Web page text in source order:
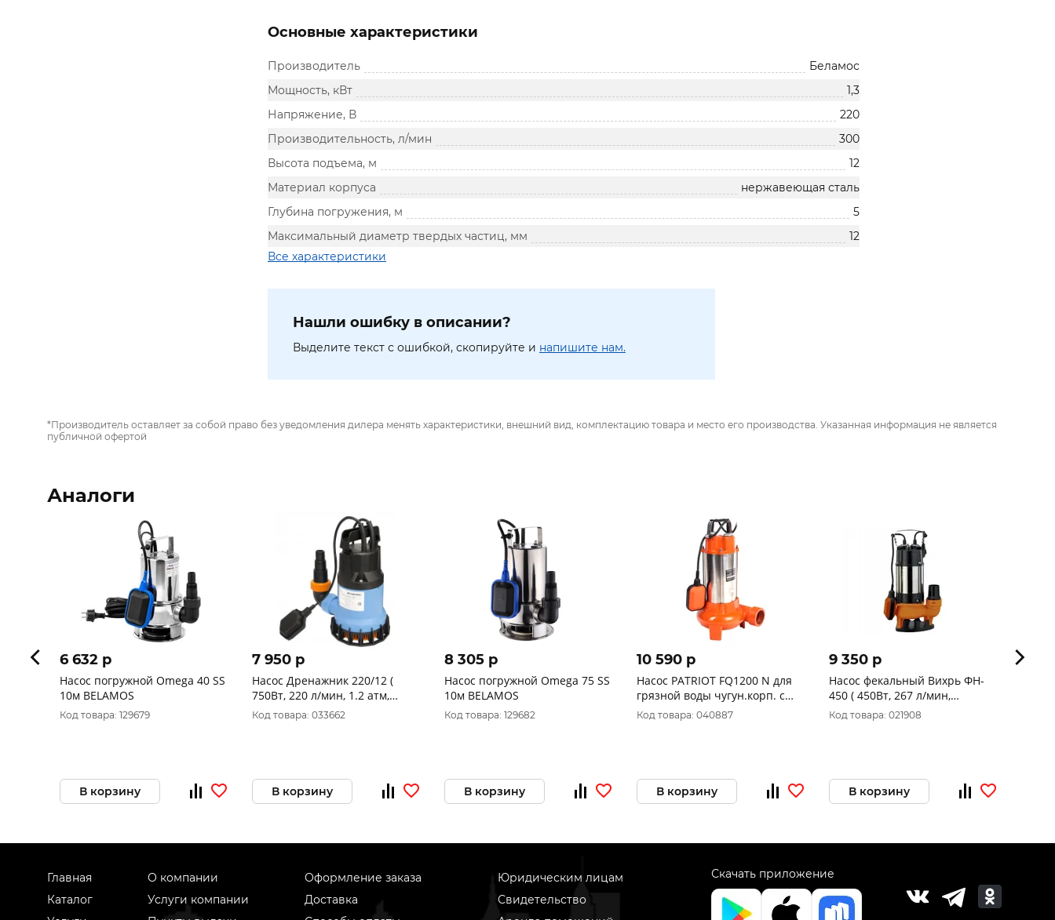
Основные характеристики
Производитель
Беламос
Мощность, кВт
1,3
Напряжение, В
220
Производительность, л/мин
300
Высота подъема, м
12
Материал корпуса
нержавеющая сталь
Глубина погружения, м
5
Максимальный диаметр твердых частиц, мм
12
Все характеристики
Нашли ошибку в описании?
Выделите текст с ошибкой, скопируйте и напишите нам.
*Производитель оставляет за собой право без уведомления дилера менять характеристики, внешний вид, комплектацию товара и место его производства. Указанная информация не является
публичной офертой
Аналоги
6 632 p
Насос погружной Omega 40 SS
10м BELAMOS
Код товара: 129679
В корзину
7 950 p
Насос Дренажник 220/12 (
750Вт, 220 л/мин, 1.2 атм,
Код товара: 033662
В корзину
8 305 p
Насос погружной Omega 75 SS
10м BELAMOS
Код товара: 129682
В корзину
10 590 p
Насос PATRIOT FQ1200 N для
грязной воды чугун.корп. с
ножом (1200Вт, 300л/мин, 8м
подъем)315302428
Код товара: 040887
В корзину
9 350 p
Насос фекальный Вихрь ФН-
450 ( 450Вт, 267 л/мин,
погружной ) 68/5/2
Код товара: 021908
В корзину
18
Главная
Каталог
О компании
Услуги компании
Оформление заказа
Доставка
Юридическим лицам
Свидетельство
Скачать приложение